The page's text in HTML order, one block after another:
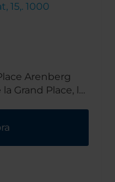
15,. 1000
Arenberg
Grand Place, la
por